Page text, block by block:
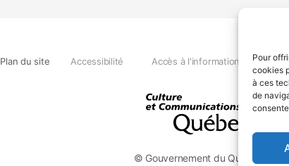
Pour
cookies
à ces
de
© Gouvernement du Québec, 2026
Plan du site Accessibilité Accès à l'information